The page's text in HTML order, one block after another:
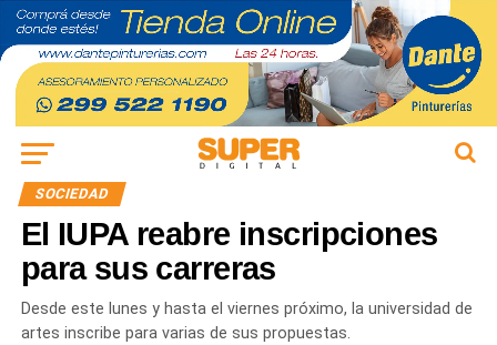
SOCIEDAD
El IUPA reabre inscripciones
para sus carreras
Desde este lunes y hasta el viernes próximo, la universidad de
artes inscribe para varias de sus propuestas.